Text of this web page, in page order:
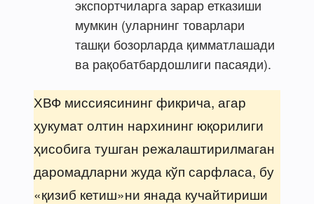
экспортчиларга зарар етказиши
мумкин (уларнинг товарлари
ташқи бозорларда қимматлашади
ва рақобатбардошлиги пасаяди).
ХВФ миссиясининг фикрича, агар
ҳукумат олтин нархининг юқорилиги
ҳисобига тушган режалаштирилмаган
даромадларни жуда кўп сарфласа, бу
«қизиб кетиш»ни янада кучайтириши